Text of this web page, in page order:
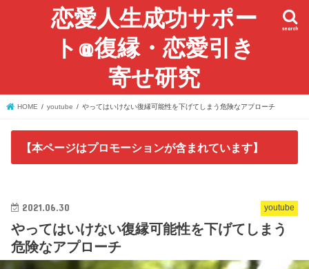
恋愛人生成功サポー
ト@復縁・恋愛引き
寄せ研究
search
HOME youtube やってはいけない復縁可能性を下げてしまう危険なアプローチ
【本ページはプロモーションが含まれています】
youtube
2021.06.30
やってはいけない復縁可能性を下げてしまう
危険なアプローチ